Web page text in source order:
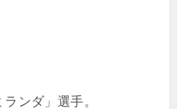
ンダ」選手。